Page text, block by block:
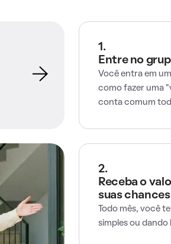
1.
Entre no
Você entra em
como fazer uma
conta comum
2.
Receba o
suas chances
Todo mês, você
simples ou dando